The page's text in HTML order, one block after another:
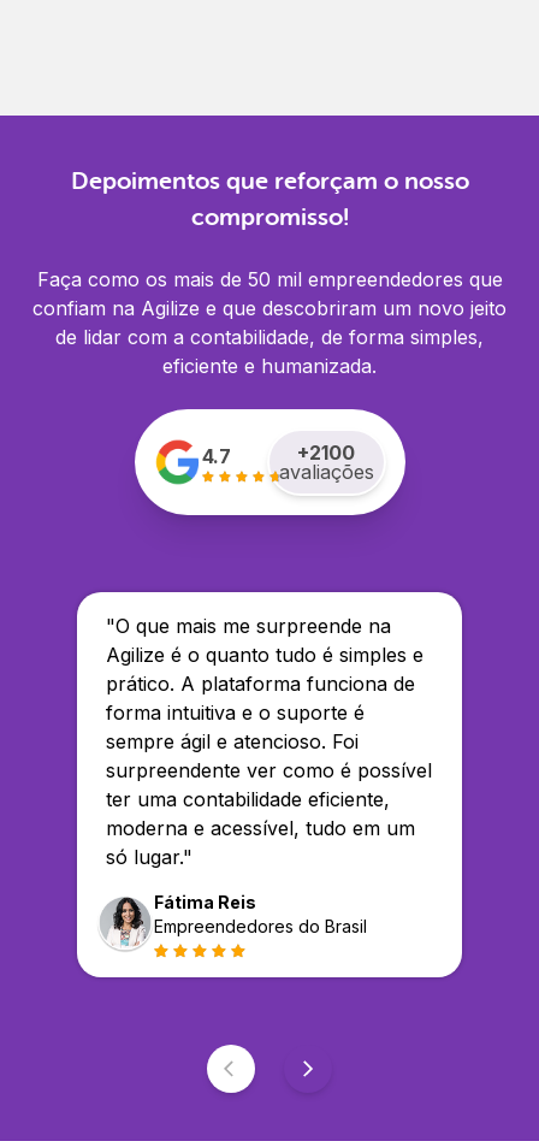
Depoimentos que reforçam o nosso
compromisso!
Faça como os mais de 50 mil empreendedores que
confiam na Agilize e que descobriram um novo jeito
de lidar com a contabilidade, de forma simples,
eficiente e humanizada.
4.7 +2100
avaliações
"O que mais me surpreende na
Agilize é o quanto tudo é simples e
prático. A plataforma funciona de
forma intuitiva e o suporte é
sempre ágil e atencioso. Foi
surpreendente ver como é possível
ter uma contabilidade eficiente,
moderna e acessível, tudo em um
só lugar."
Fátima Reis
Empreendedores do Brasil